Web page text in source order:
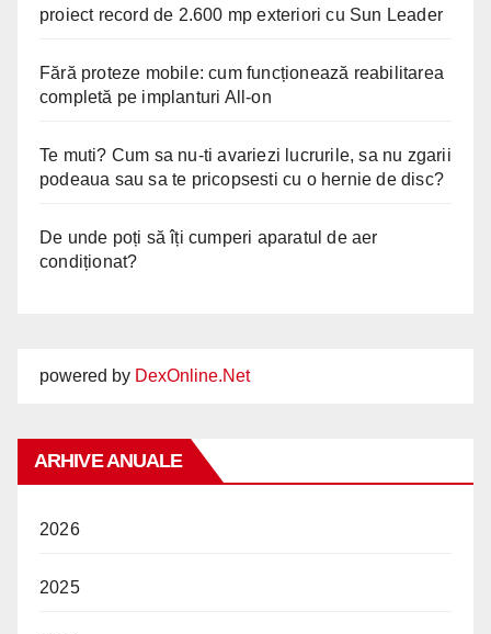
proiect record de 2.600 mp exteriori cu Sun Leader
Fără proteze mobile: cum funcționează reabilitarea
completă pe implanturi All-on
Te muti? Cum sa nu-ti avariezi lucrurile, sa nu zgarii
podeaua sau sa te pricopsesti cu o hernie de disc?
De unde poți să îți cumperi aparatul de aer
condiționat?
powered by DexOnline.Net
ARHIVE ANUALE
2026
2025